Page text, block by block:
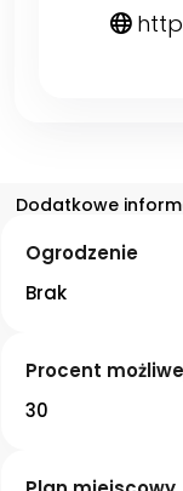
Dodatkowe
Ogrodzenie
Brak
Procent
30